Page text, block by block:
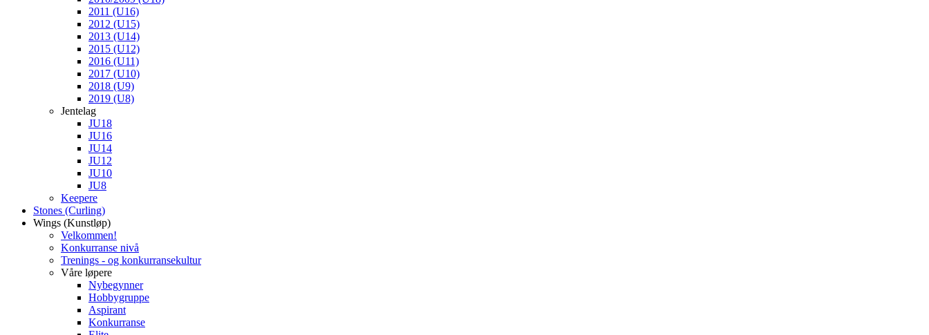
2011 (U16)
2012 (U15)
2013 (U14)
2015 (U12)
2016 (U11)
2017 (U10)
2018 (U9)
2019 (U8)
Jentelag
JU18
JU16
JU14
JU12
JU10
JU8
Keepere
Stones (Curling)
Wings (Kunstløp)
Velkommen!
Konkurranse nivå
Trenings - og konkurransekultur
Våre løpere
Nybegynner
Hobbygruppe
Aspirant
Konkurranse